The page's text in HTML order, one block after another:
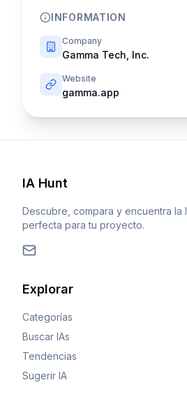
INFORMATION
Company
Gamma Tech, Inc.
Website
gamma.app
IA Hunt
Descubre, compara y encuentra la
perfecta para tu proyecto.
Explorar
Categorías
Buscar IAs
Tendencias
Sugerir IA